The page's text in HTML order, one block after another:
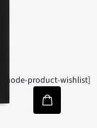
[node-product-wishlist]